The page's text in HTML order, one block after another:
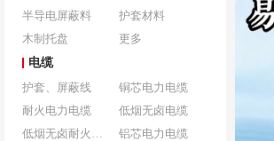
半导电屏蔽料
护套材料
木制托盘
更多
电缆
护套、屏蔽线
铜芯电力电缆
耐火电力电缆
低烟无卤电缆
低烟无卤耐火电缆
铝芯电力电缆